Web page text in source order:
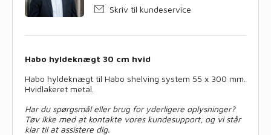
Skriv til kundeservice
Habo hyldeknægt 30 cm hvid
Habo hyldeknægt til Habo shelving system 55 x 300 mm.
Hvidlakeret metal.
Har du spørgsmål eller brug for yderligere oplysninger?
Tøv ikke med at kontakte vores kundesupport, og vi står
klar til at assistere dig.